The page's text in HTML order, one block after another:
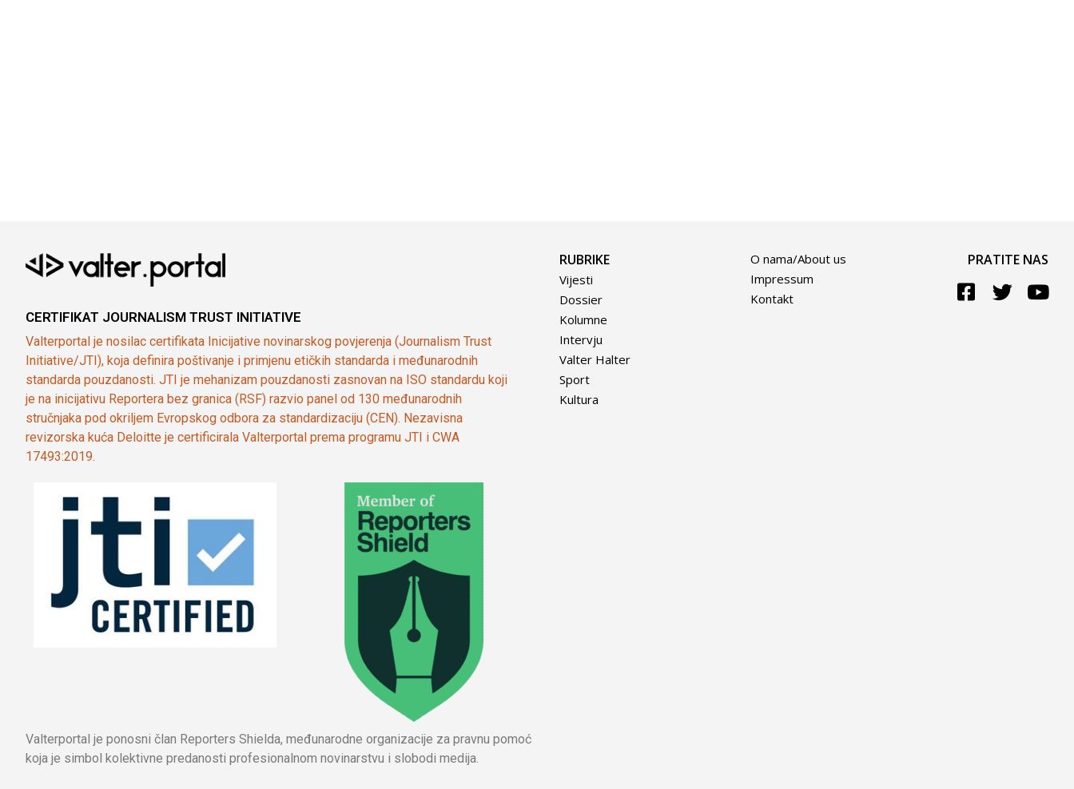
CERTIFIKAT JOURNALISM TRUST INITIATIVE
Valterportal je nosilac certifikata Inicijative novinarskog povjerenja (Journalism Trust
Initiative/JTI), koja definira poštivanje i primjenu etičkih standarda i međunarodnih
standarda pouzdanosti. JTI je mehanizam pouzdanosti zasnovan na ISO standardu koji
je na inicijativu Reportera bez granica (RSF) razvio panel od 130 međunarodnih
stručnjaka pod okriljem Evropskog odbora za standardizaciju (CEN). Nezavisna
revizorska kuća Deloitte je certificirala Valterportal prema programu JTI i CWA
17493:2019.
Valterportal je ponosni član Reporters Shielda, međunarodne organizacije za pravnu pomoć
koja je simbol kolektivne predanosti profesionalnom novinarstvu i slobodi medija.
RUBRIKE
Vijesti
Dossier
Kolumne
Intervju
Valter Halter
Sport
Kultura
O nama/About us
Impressum
Kontakt
PRATITE NAS